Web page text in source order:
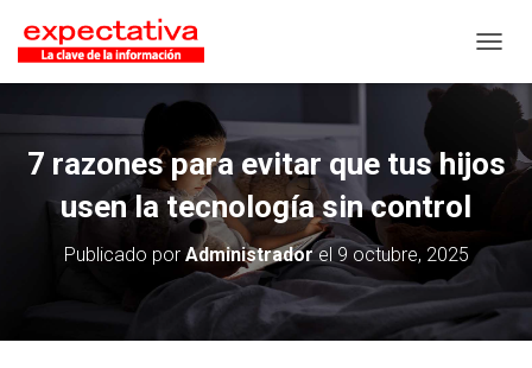
7 razones para evitar que tus hijos
usen la tecnología sin control
Publicado por Administradorel 9 octubre, 2025